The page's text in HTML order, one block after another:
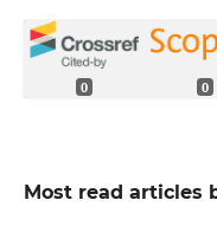
0 0
Most read articles